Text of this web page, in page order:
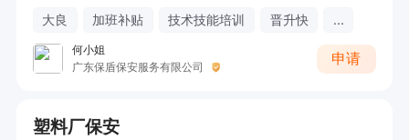
大良 加班补贴 技术技能培训 晋升快 ...
何小姐
广东保盾保安服务有限公司
申请
塑料厂保安